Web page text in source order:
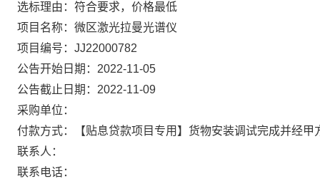
选标理由：符合要求，价格最低
项目名称：微区激光拉曼光谱仪
项目编号：JJ22000782
公告开始日期：2022-11-05
公告截止日期：2022-11-09
采购单位：
付款方式：【贴息贷款项目专用】货物安装调试完成并经甲
联系人：
联系电话：